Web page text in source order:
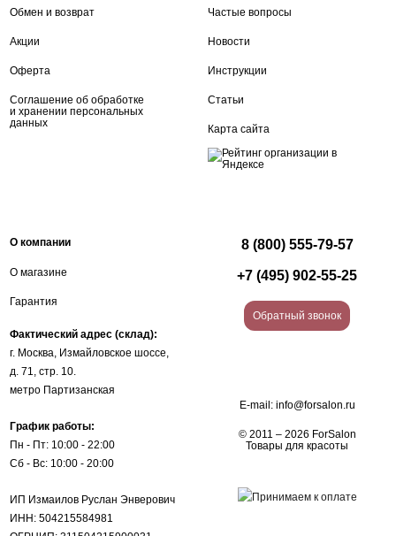
Обмен и возврат
Акции
Оферта
Соглашение об обработке
и хранении персональных
данных
Частые вопросы
Новости
Инструкции
Статьи
Карта сайта
О компании
О магазине
Гарантия
Фактический адрес (склад):
г. Москва, Измайловское шоссе,
д. 71, стр. 10.
метро Партизанская
График работы:
Пн - Пт: 10:00 - 22:00
Сб - Вс: 10:00 - 20:00
ИП Измаилов Руслан Энверович
ИНН: 504215584981
8 (800) 555-79-57
+7 (495) 902-55-25
Обратный звонок
E-mail: info@forsalon.ru
© 2011 – 2026 ForSalon
Товары для красоты